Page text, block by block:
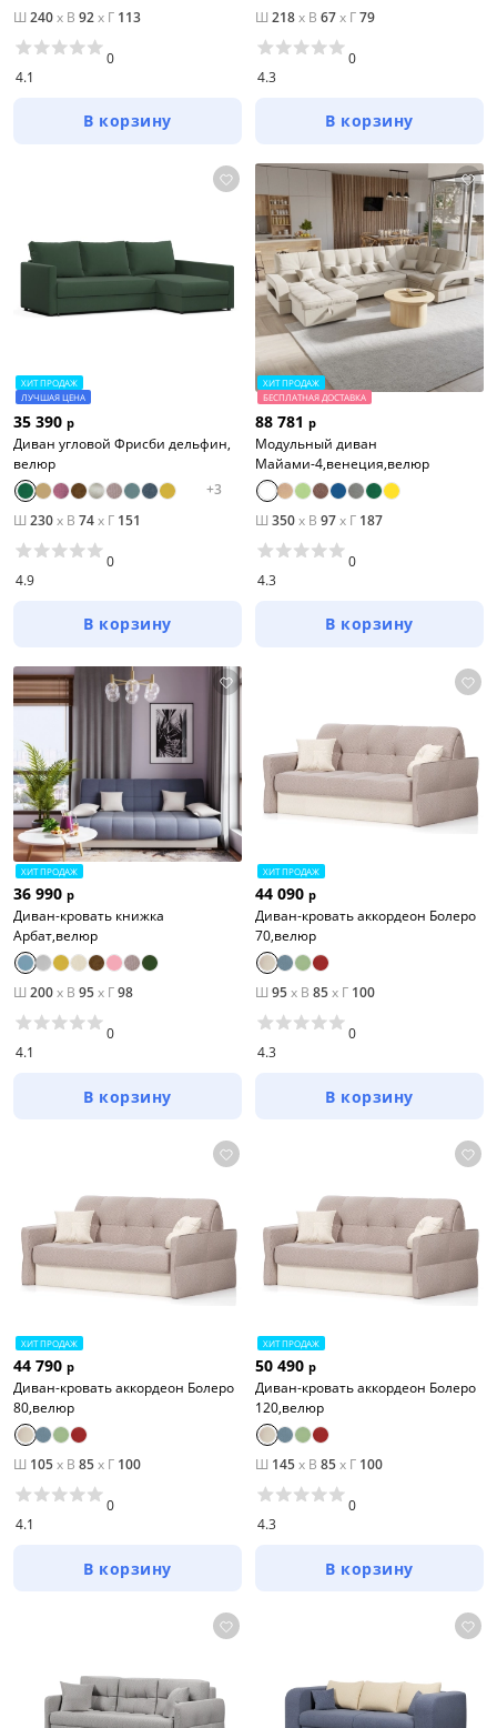
Ш 240x В 92x Г 113
4.1
0
В корзину
Ш 218x В 67x Г79
4.3
0
В корзину
ХИТ ПРОДАЖ
ЛУЧШАЯ ЦЕНА
35 390 р
Диван угловой Фрисби дельфин,
велюр
+3
Ш 230x В 74x Г 151
4.9
0
В корзину
ХИТ ПРОДАЖ
БЕСПЛАТНАЯ ДОСТАВКА
88 781 р
Модульный диван
Майами-4,венеция,велюр
Ш 350x В 97x Г 187
4.3
0
В корзину
ХИТ ПРОДАЖ
36 990 р
Диван-кровать книжка
Арбат,велюр
Ш 200x В 95x Г98
4.1
0
В корзину
ХИТ ПРОДАЖ
44 090 р
Диван-кровать аккордеон Болеро
70,велюр
Ш 95x В 85x Г 100
4.3
0
В корзину
ХИТ ПРОДАЖ
44 790 р
Диван-кровать аккордеон Болеро
80,велюр
Ш 105x В 85x Г 100
4.1
0
В корзину
ХИТ ПРОДАЖ
50 490 р
Диван-кровать аккордеон Болеро
120,велюр
Ш 145x В 85x Г 100
4.3
0
В корзину